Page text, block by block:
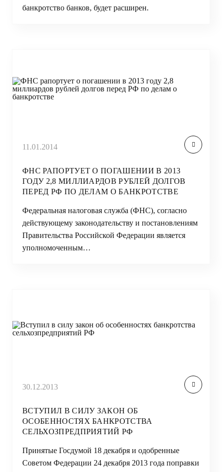
банкротство банков, будет расширен.
11.01.2014
ФНС РАПОРТУЕТ О ПОГАШЕНИИ В 2013
ГОДУ 2,8 МИЛЛИАРДОВ РУБЛЕЙ ДОЛГОВ
ПЕРЕД РФ ПО ДЕЛАМ О БАНКРОТСТВЕ
Федеральная налоговая служба (ФНС), согласно
действующему законодательству и постановлениям
Правительства Российской Федерации является
уполномоченным…
30.12.2013
ВСТУПИЛ В СИЛУ ЗАКОН ОБ
ОСОБЕННОСТЯХ БАНКРОТСТВА
СЕЛЬХОЗПРЕДПРИЯТИЙ РФ
Принятые Госдумой 18 декабря и одобренные
Советом Федерации 24 декабря 2013 года поправки